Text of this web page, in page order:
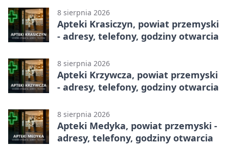
8 sierpnia 2026
Apteki Krasiczyn, powiat przemyski
- adresy, telefony, godziny otwarcia
8 sierpnia 2026
Apteki Krzywcza, powiat przemyski
- adresy, telefony, godziny otwarcia
8 sierpnia 2026
Apteki Medyka, powiat przemyski -
adresy, telefony, godziny otwarcia